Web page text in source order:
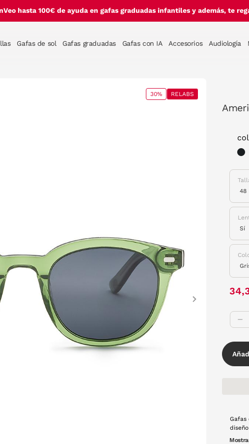
hasta 100€ de ayuda en gafas graduadas infantiles y además, te
Gafas de sol Gafas graduadas Gafas con IA Accesorios Audiología
30% RELABS
Gafas
lentes